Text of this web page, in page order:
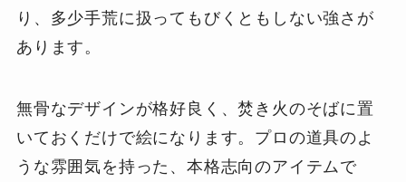
り、多少手荒に扱ってもびくともしない強さが
あります。
無骨なデザインが格好良く、焚き火のそばに置
いておくだけで絵になります。プロの道具のよ
うな雰囲気を持った、本格志向のアイテムで